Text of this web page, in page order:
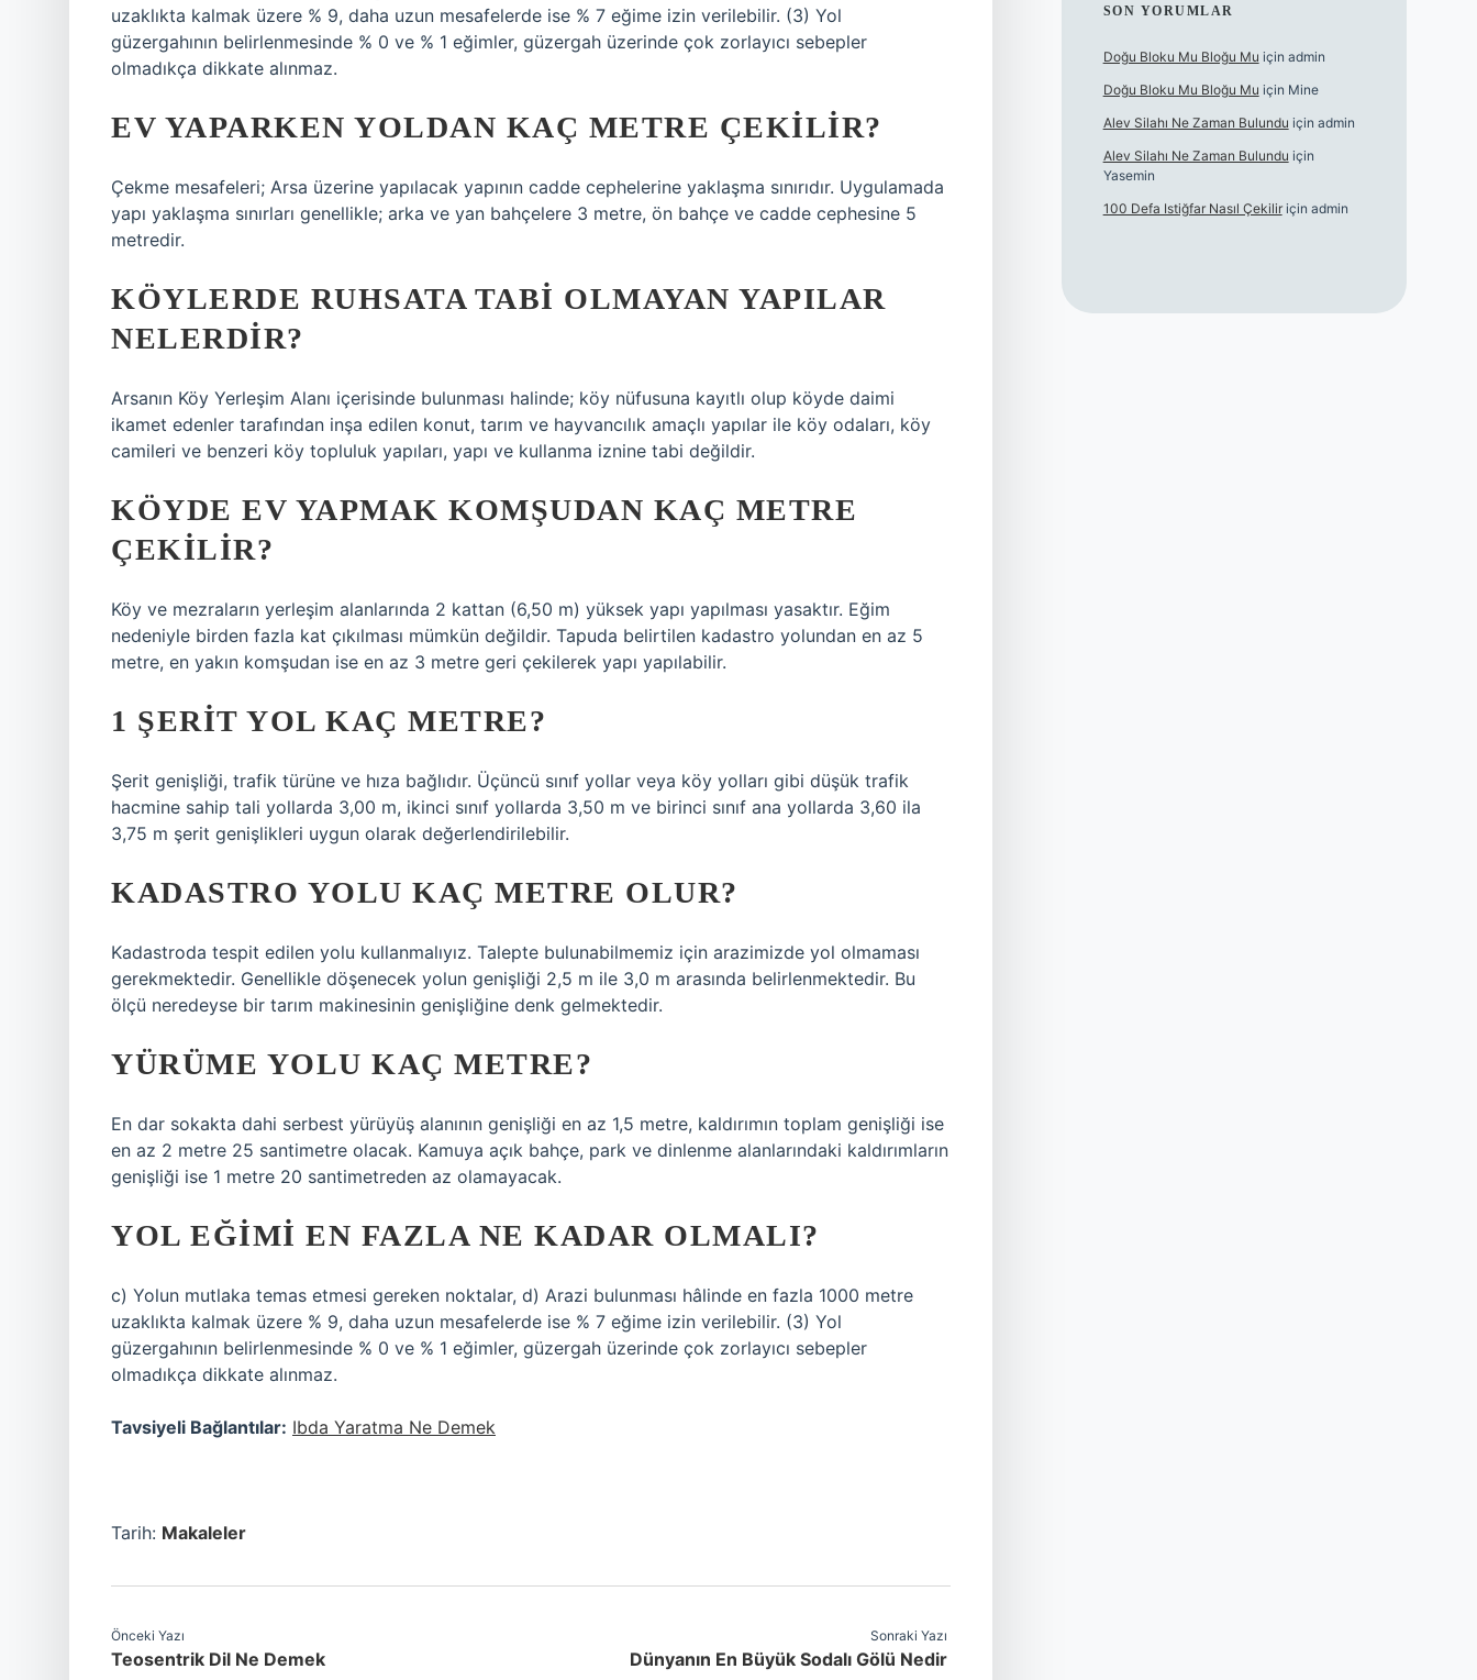
uzaklıkta kalmak üzere % 9, daha uzun mesafelerde ise % 7 eğime izin verilebilir. (3) Yol
güzergahının belirlenmesinde % 0 ve % 1 eğimler, güzergah üzerinde çok zorlayıcı sebepler
olmadıkça dikkate alınmaz.
EV YAPARKEN YOLDAN KAÇ METRE ÇEKILIR?
Çekme mesafeleri; Arsa üzerine yapılacak yapının cadde cephelerine yaklaşma sınırıdır. Uygulamada
yapı yaklaşma sınırları genellikle; arka ve yan bahçelere 3 metre, ön bahçe ve cadde cephesine 5
metredir.
KÖYLERDE RUHSATA TABI OLMAYAN YAPILAR
NELERDIR?
Arsanın Köy Yerleşim Alanı içerisinde bulunması halinde; köy nüfusuna kayıtlı olup köyde daimi
ikamet edenler tarafından inşa edilen konut, tarım ve hayvancılık amaçlı yapılar ile köy odaları, köy
camileri ve benzeri köy topluluk yapıları, yapı ve kullanma iznine tabi değildir.
KÖYDE EV YAPMAK KOMŞUDAN KAÇ METRE
ÇEKILIR?
Köy ve mezraların yerleşim alanlarında 2 kattan (6,50 m) yüksek yapı yapılması yasaktır. Eğim
nedeniyle birden fazla kat çıkılması mümkün değildir. Tapuda belirtilen kadastro yolundan en az 5
metre, en yakın komşudan ise en az 3 metre geri çekilerek yapı yapılabilir.
1 ŞERIT YOL KAÇ METRE?
Şerit genişliği, trafik türüne ve hıza bağlıdır. Üçüncü sınıf yollar veya köy yolları gibi düşük trafik
hacmine sahip tali yollarda 3,00 m, ikinci sınıf yollarda 3,50 m ve birinci sınıf ana yollarda 3,60 ila
3,75 m şerit genişlikleri uygun olarak değerlendirilebilir.
KADASTRO YOLU KAÇ METRE OLUR?
Kadastroda tespit edilen yolu kullanmalıyız. Talepte bulunabilmemiz için arazimizde yol olmaması
gerekmektedir. Genellikle döşenecek yolun genişliği 2,5 m ile 3,0 m arasında belirlenmektedir. Bu
ölçü neredeyse bir tarım makinesinin genişliğine denk gelmektedir.
YÜRÜME YOLU KAÇ METRE?
En dar sokakta dahi serbest yürüyüş alanının genişliği en az 1,5 metre, kaldırımın toplam genişliği ise
en az 2 metre 25 santimetre olacak. Kamuya açık bahçe, park ve dinlenme alanlarındaki kaldırımların
genişliği ise 1 metre 20 santimetreden az olamayacak.
YOL EĞIMI EN FAZLA NE KADAR OLMALI?
c) Yolun mutlaka temas etmesi gereken noktalar, d) Arazi bulunması hâlinde en fazla 1000 metre
uzaklıkta kalmak üzere % 9, daha uzun mesafelerde ise % 7 eğime izin verilebilir. (3) Yol
güzergahının belirlenmesinde % 0 ve % 1 eğimler, güzergah üzerinde çok zorlayıcı sebepler
olmadıkça dikkate alınmaz.
Tavsiyeli Bağlantılar: Ibda Yaratma Ne Demek
Tarih: Makaleler
Önceki Yazı
Teosentrik Dil Ne Demek
Sonraki Yazı
Dünyanın En Büyük Sodalı Gölü Nedir
SON YORUMLAR
Doğu Bloku Mu Bloğu Mu için admin
Doğu Bloku Mu Bloğu Mu için Mine
Alev Silahı Ne Zaman Bulundu için admin
Alev Silahı Ne Zaman Bulundu için
Yasemin
100 Defa Istiğfar Nasıl Çekiliriçin admin